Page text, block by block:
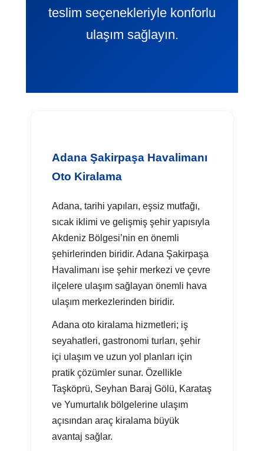
teslim seçenekleriyle konforlu
ulaşım sağlayın.
Adana Şakirpaşa Havalimanı
Oto Kiralama
Adana, tarihi yapıları, eşsiz mutfağı,
sıcak iklimi ve gelişmiş şehir yapısıyla
Akdeniz Bölgesi’nin en önemli
şehirlerinden biridir. Adana Şakirpaşa
Havalimanı ise şehir merkezi ve çevre
ilçelere ulaşım sağlayan önemli hava
ulaşım merkezlerinden biridir.
Adana oto kiralama hizmetleri; iş
seyahatleri, gastronomi turları, şehir
içi ulaşım ve uzun yol planları için
pratik çözümler sunar. Özellikle
Taşköprü, Seyhan Baraj Gölü, Karataş
ve Yumurtalık bölgelerine ulaşım
açısından araç kiralama büyük
avantaj sağlar.